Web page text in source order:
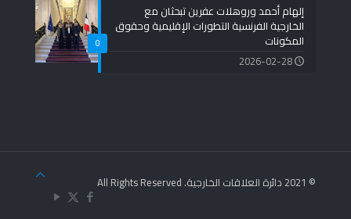
0
إلهام أحمد وروهلات عفرين تبحثان مع
الخارجية الفرنسية التطورات الإقليمية وحقوق
المكونات
2026-02-28
© 2021 دائرة العلاقات الخارجية. All Rights Reserved